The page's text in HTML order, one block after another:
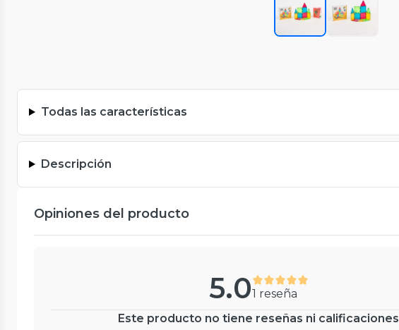
Todas las características
Descripción
Opiniones del producto
5.01 reseña
Este producto no tiene reseñas ni calificaciones